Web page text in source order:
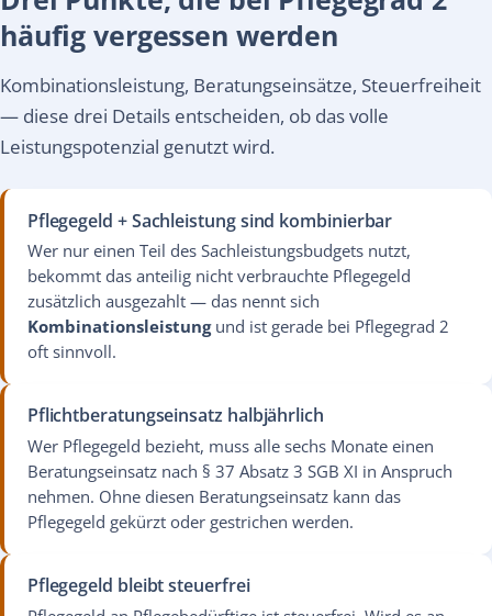
häufig vergessen werden
Kombinationsleistung, Beratungseinsätze, Steuerfreiheit
— diese drei Details entscheiden, ob das volle
Leistungspotenzial genutzt wird.
Pflegegeld + Sachleistung sind kombinierbar
Wer nur einen Teil des Sachleistungsbudgets nutzt,
bekommt das anteilig nicht verbrauchte Pflegegeld
zusätzlich ausgezahlt — das nennt sich
Kombinationsleistungund ist gerade bei Pflegegrad 2
oft sinnvoll.
Pflichtberatungseinsatz halbjährlich
Wer Pflegegeld bezieht, muss alle sechs Monate einen
Beratungseinsatz nach § 37 Absatz 3 SGB XI in Anspruch
nehmen. Ohne diesen Beratungseinsatz kann das
Pflegegeld gekürzt oder gestrichen werden.
Pflegegeld bleibt steuerfrei